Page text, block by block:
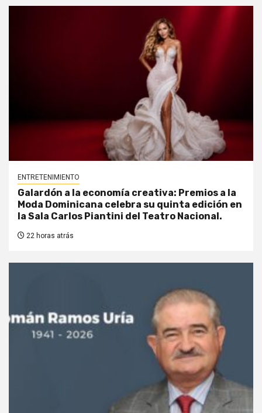
ENTRETENIMIENTO
Galardón a la economía creativa: Premios a la
Moda Dominicana celebra su quinta edición en
la Sala Carlos Piantini del Teatro Nacional.
22 horas atrás